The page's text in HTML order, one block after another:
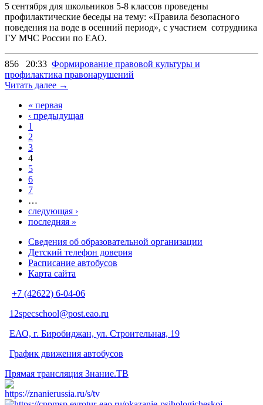
5 сентября для школьников 5-8 классов проведены
профилактические беседы на тему: «Правила безопасного
поведения на воде в осенний период», с участием сотрудника
ГУ МЧС России по ЕАО.
856 20:33 Формирование правовой культуры и
профилактика правонарушений
Читать далее →
« первая
‹ предыдущая
1
2
3
4
5
6
7
…
следующая ›
последняя »
Сведения об образовательной организации
Детский телефон доверия
Расписание автобусов
Карта сайта
+7 (42622) 6-04-06
12specschool@post.eao.ru
ЕАО, г. Биробиджан, ул. Строительная, 19
График движения автобусов
Прямая трансляция Знание.ТВ